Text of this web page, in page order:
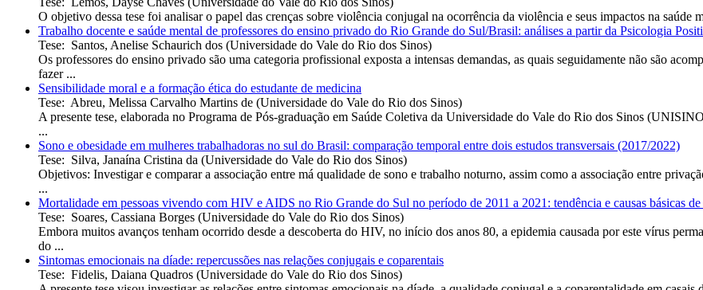
O objetivo dessa tese foi analisar o papel das crenças sobre violência conjugal na ocorrência da violência e seus impactos na
Trabalho docente e saúde mental de professores do ensino privado do Rio Grande do Sul/Brasil: análises a partir da Psicologia
Tese: Santos, Anelise Schaurich dos (Universidade do Vale do Rio dos Sinos)
Os professores do ensino privado são uma categoria profissional exposta a intensas demandas, as quais seguidamente não são
fazer ...
Sensibilidade moral e a formação ética do estudante de medicina
Tese: Abreu, Melissa Carvalho Martins de (Universidade do Vale do Rio dos Sinos)
A presente tese, elaborada no Programa de Pós-graduação em Saúde Coletiva da Universidade do Vale do Rio dos Sinos
...
Sono e obesidade em mulheres trabalhadoras no sul do Brasil: comparação temporal entre dois estudos transversais (2017/2022)
Tese: Silva, Janaína Cristina da (Universidade do Vale do Rio dos Sinos)
Objetivos: Investigar e comparar a associação entre má qualidade de sono e trabalho noturno, assim como a associação entre
...
Mortalidade em pessoas vivendo com HIV e AIDS no Rio Grande do Sul no período de 2011 a 2021: tendência e causas básicas
Tese: Soares, Cassiana Borges (Universidade do Vale do Rio dos Sinos)
Embora muitos avanços tenham ocorrido desde a descoberta do HIV, no início dos anos 80, a epidemia causada por este vírus
do ...
Sintomas emocionais na díade: repercussões nas relações conjugais e coparentais
Tese: Fidelis, Daiana Quadros (Universidade do Vale do Rio dos Sinos)